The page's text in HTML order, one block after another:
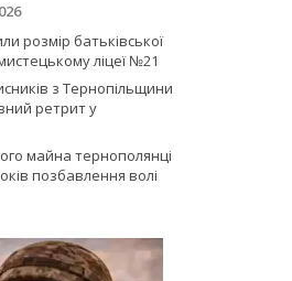
розмір батьківської
ліцеї №21
з Тернопільщини
ретрит у
майна тернополянці
позбавлення волі